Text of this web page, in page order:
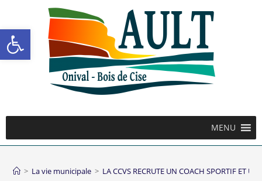
Ouvrir la barre d’outils
MENU
> La vie municipale > LA CCVS RECRUTE UN COACH SPORTIF ET